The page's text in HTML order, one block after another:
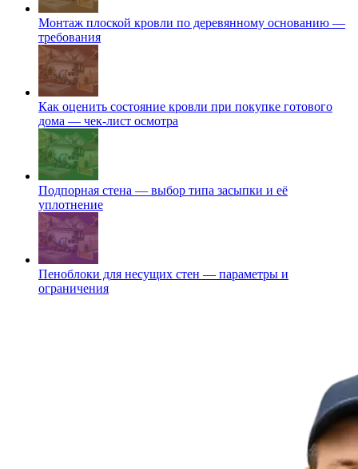
Монтаж плоской кровли по деревянному основанию —
требования
Как оценить состояние кровли при покупке готового
дома — чек-лист осмотра
Подпорная стена — выбор типа засыпки и её
уплотнение
Пеноблоки для несущих стен — параметры и
ограничения